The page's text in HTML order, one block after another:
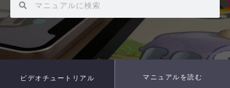
ビデオチュートリアル マニュアルを読む